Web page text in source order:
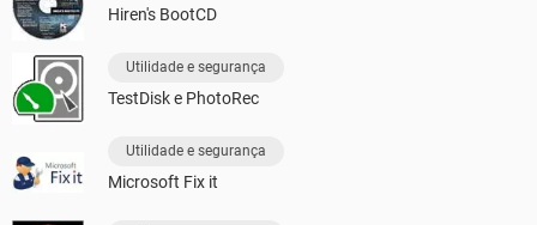
Hiren's BootCD
Utilidade e segurança
TestDisk e PhotoRec
Utilidade e segurança
Microsoft Fix it